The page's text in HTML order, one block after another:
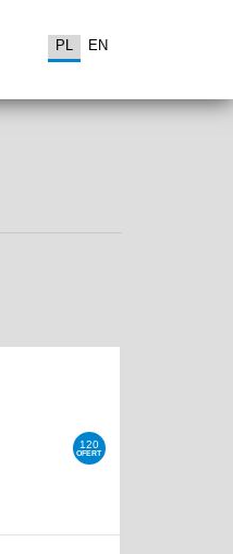
PL EN
120
OFERT